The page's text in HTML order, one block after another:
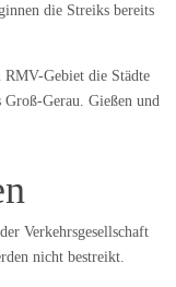
die Streiks bereits
Gebiet die Städte
Gerau. Gießen und
Verkehrsgesellschaft
nicht bestreikt.